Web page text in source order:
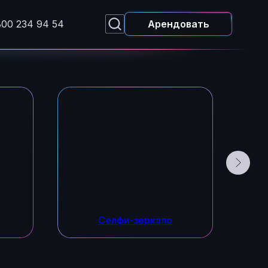
234 94 54 Арендовать
Селфи-зеркало